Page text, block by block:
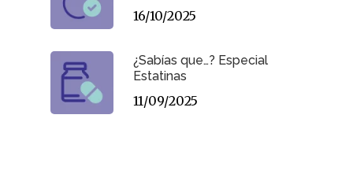
16/10/2025
¿Sabías que…? Especial
Estatinas
11/09/2025